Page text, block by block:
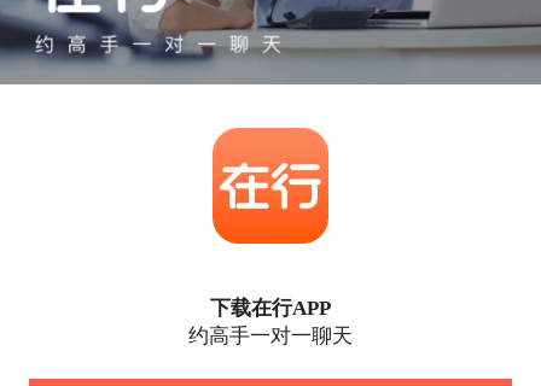
下载在行APP
约高手一对一聊天